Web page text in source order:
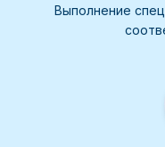
Выполнение